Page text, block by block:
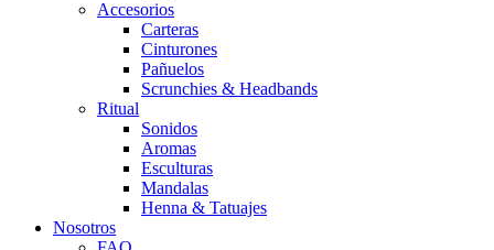
Accesorios
Carteras
Cinturones
Pañuelos
Scrunchies & Headbands
Ritual
Sonidos
Aromas
Esculturas
Mandalas
Henna & Tatuajes
Nosotros